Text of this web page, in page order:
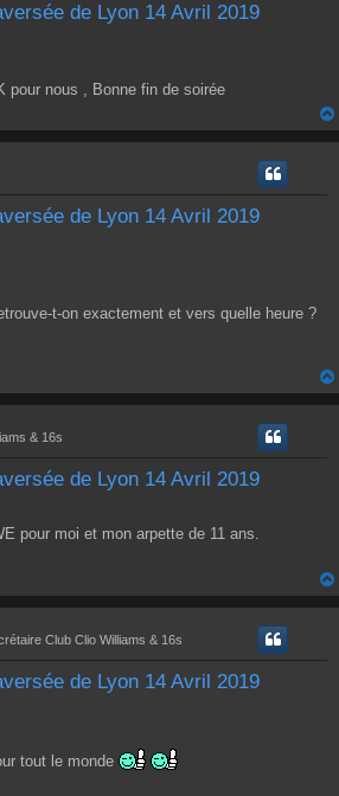
de Lyon 14 Avril 2019
pour nous , Bonne fin de soirée
de Lyon 14 Avril 2019
t-on exactement et vers quelle heure ?
& 16s
de Lyon 14 Avril 2019
pour moi et mon arpette de 11 ans.
Club Clio Williams & 16s
de Lyon 14 Avril 2019
tout le monde